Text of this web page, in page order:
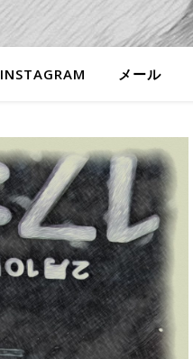
INSTAGRAM メール